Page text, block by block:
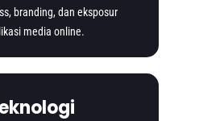
branding, dan eksposur
media online.